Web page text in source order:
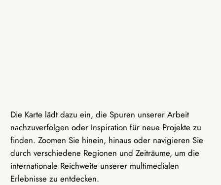
Die Karte lädt dazu ein, die Spuren unserer Arbeit
nachzuverfolgen oder Inspiration für neue Projekte zu
finden. Zoomen Sie hinein, hinaus oder navigieren Sie
durch verschiedene Regionen und Zeiträume, um die
internationale Reichweite unserer multimedialen
Erlebnisse zu entdecken.